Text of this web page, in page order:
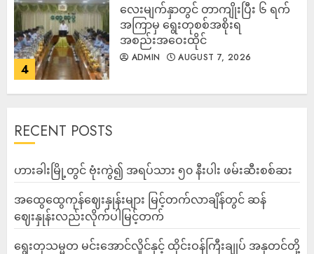
4
လေးမျက်နှာတွင် တာကျိုးပြီး ၆ ရက်
အကြာမှ ရွေးတုစစ်အစိုးရ
အစည်းအဝေးထိုင်
ADMIN AUGUST 7, 2026
RECENT POSTS
ဟားခါးမြို့တွင် ဗုံးကွဲ၍ အရပ်သား ၅၀ နီးပါး ဖမ်းဆီးစစ်ဆး
အထွေထွေကုန်ဈေးနှုန်းများ မြင့်တက်လာချိန်တွင် ဆန်
ဈေးနှုန်းလည်းလိုက်ပါမြင့်တက်
ရွေးတုသမ္မတ မင်းအောင်လှိုင်နှင့် ထိုင်းဝန်ကြီးချုပ် အနုတင်တို့